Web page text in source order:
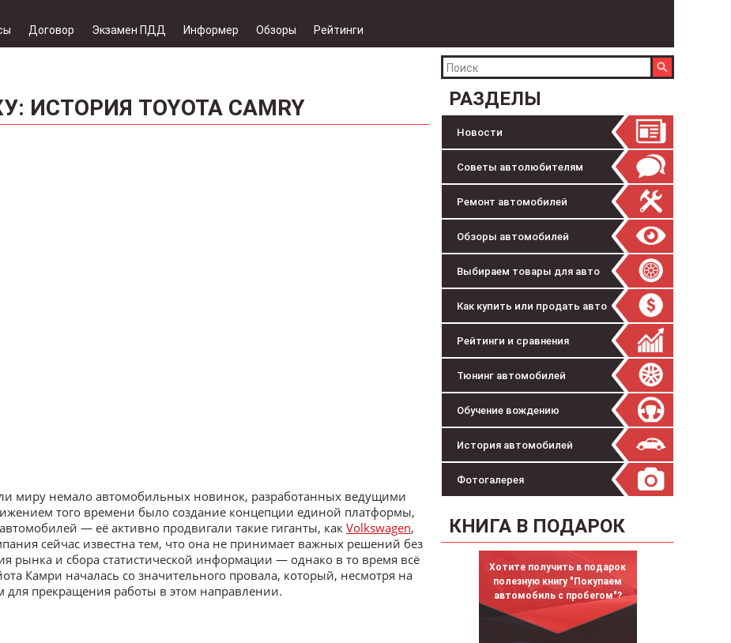
Договор Экзамен ПДД Информер Обзоры Рейтинги
РАЗДЕЛЫ
Новости
Советы автолюбителям
Ремонт автомобилей
Обзоры автомобилей
Выбираем товары для авто
Как купить или продать авто
Рейтинги и сравнения
Тюнинг автомобилей
Обучение вождению
История автомобилей
Фотогалерея
КНИГА В ПОДАРОК
Хотите получить в подарок
полезную книгу "Покупаем
автомобиль с пробегом"?
TOYOTA CAMRY
миру немало автомобильных новинок, разработанных ведущими
того времени было создание концепции единой платформы,
— её активно продвигали такие гиганты, как Volkswagen,
сейчас известна тем, что она не принимает важных решений без
рынка и сбора статистической информации — однако в то время всё
Камри началась со значительного провала, который, несмотря на
для прекращения работы в этом направлении.